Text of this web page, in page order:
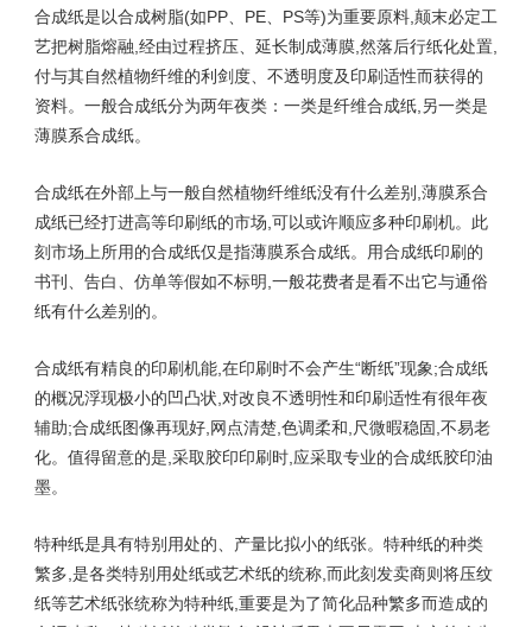
合成纸是以合成树脂(如PP、PE、PS等)为重要原料,颠末必定工
艺把树脂熔融,经由过程挤压、延长制成薄膜,然落后行纸化处置,
付与其自然植物纤维的利剑度、不透明度及印刷适性而获得的
资料。一般合成纸分为两年夜类：一类是纤维合成纸,另一类是
薄膜系合成纸。
合成纸在外部上与一般自然植物纤维纸没有什么差别,薄膜系合
成纸已经打进高等印刷纸的市场,可以或许顺应多种印刷机。此
刻市场上所用的合成纸仅是指薄膜系合成纸。用合成纸印刷的
书刊、告白、仿单等假如不标明,一般花费者是看不出它与通俗
纸有什么差别的。
合成纸有精良的印刷机能,在印刷时不会产生“断纸”现象;合成纸
的概况浮现极小的凹凸状,对改良不透明性和印刷适性有很年夜
辅助;合成纸图像再现好,网点清楚,色调柔和,尺微暇稳固,不易老
化。值得留意的是,采取胶印印刷时,应采取专业的合成纸胶印油
墨。
特种纸是具有特别用处的、产量比拟小的纸张。特种纸的种类
繁多,是各类特别用处纸或艺术纸的统称,而此刻发卖商则将压纹
纸等艺术纸张统称为特种纸,重要是为了简化品种繁多而造成的